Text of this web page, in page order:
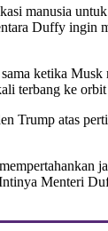
manusia
Duffy ingin
ketika
terbang ke
Trump atas
Menteri